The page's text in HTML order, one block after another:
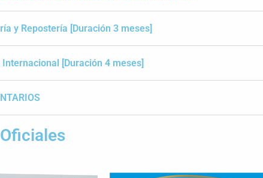
y Repostería [Duración 3 meses]
Internacional [Duración 4 meses]